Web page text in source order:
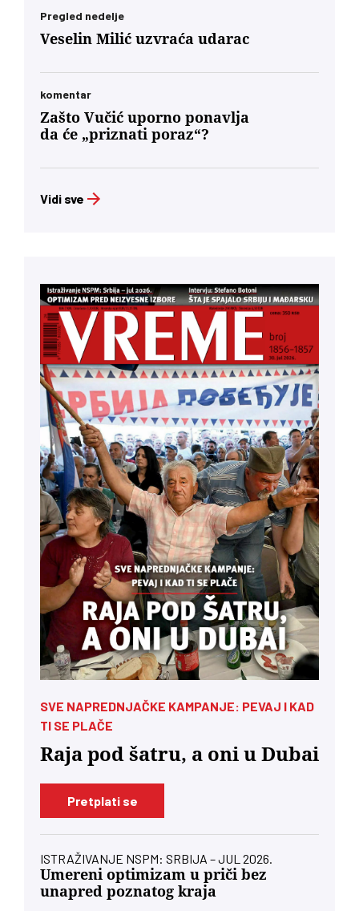
Pregled nedelje
Veselin Milić uzvraća udarac
komentar
Zašto Vučić uporno ponavlja
da će „priznati poraz“?
Vidi sve
SVE NAPREDNJAČKE KAMPANJE: PEVAJ I KAD
TI SE PLAČE
Raja pod šatru, a oni u Dubai
Pretplati se
ISTRAŽIVANJE NSPM: SRBIJA – JUL 2026.
Umereni optimizam u priči bez
unapred poznatog kraja